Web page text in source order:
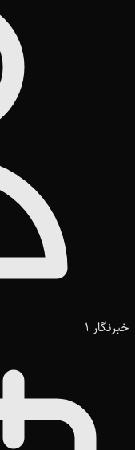
خبرنگار 1